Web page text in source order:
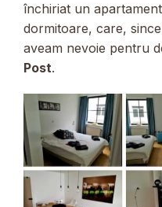
închiriat un
dormitoare, care,
aveam nevoie pentru
Post.